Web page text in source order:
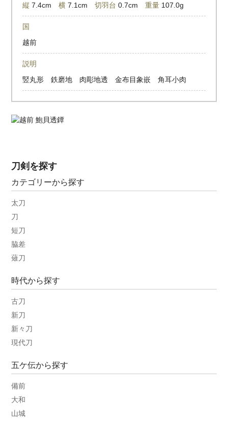
縦 7.4cm横 7.1cm切羽台 0.7cm重量 107.0g
国
越前
説明
竪丸形 鉄磨地 肉彫地透 金布目象嵌 角耳小肉
刀剣を探す
カテゴリーから探す
太刀
刀
短刀
脇差
薙刀
時代から探す
古刀
新刀
新々刀
現代刀
五ケ伝から探す
備前
大和
山城